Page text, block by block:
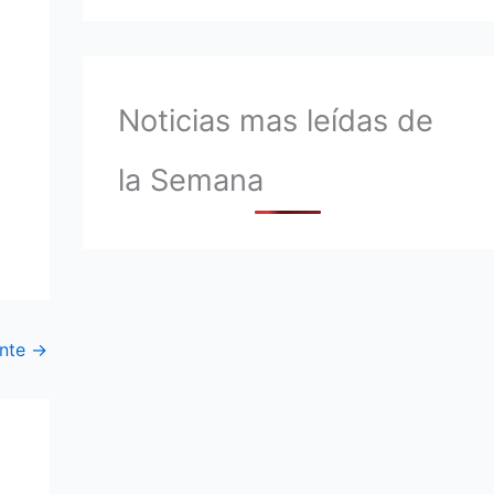
→
Noticias mas leídas de
la Semana